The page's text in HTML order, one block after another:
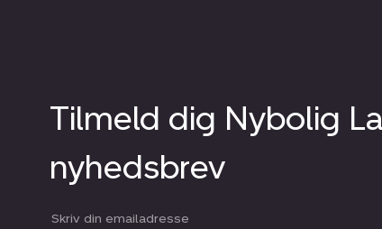
Tilmeld dig Nybolig
nyhedsbrev
Din email: